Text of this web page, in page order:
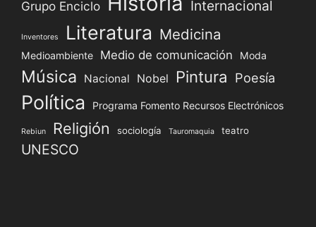
Grupo Enciclo Internacional
Inventores Literatura Medicina
Medioambiente Medio de comunicación Moda
Música Nacional Nobel Pintura Poesía
Política Programa Fomento Recursos Electrónicos
Rebiun Religión sociología Tauromaquia teatro
UNESCO